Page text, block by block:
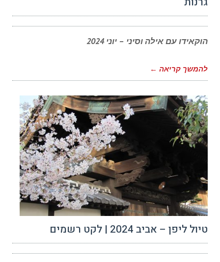
להמשך קריאה ←
טיול ליפן – אביב 2024 | לקט רשמים